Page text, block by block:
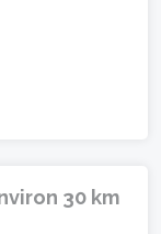
30 km